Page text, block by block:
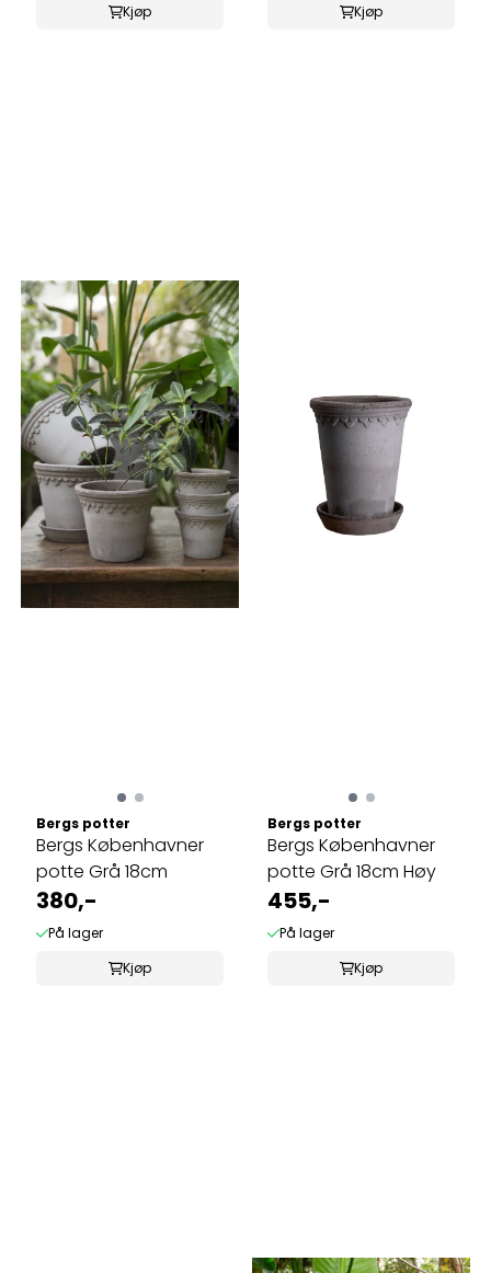
Kjøp
Kjøp
Bergs potter
Bergs Københavner
potte Grå 18cm
380,-
På lager
Kjøp
Bergs potter
Bergs Københavner
potte Grå 18cm Høy
455,-
På lager
Kjøp